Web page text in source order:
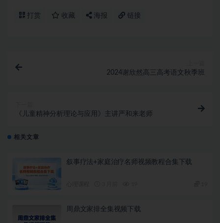
打赏 收藏 海报 链接
2024谢欣然高三高考语文秋季班
《儿童精神分析理论与应用》主讲严和来老师
相关文章
叙事疗法+家庭治疗名师视频教程合集下载
周鼎文家排全集视频下载